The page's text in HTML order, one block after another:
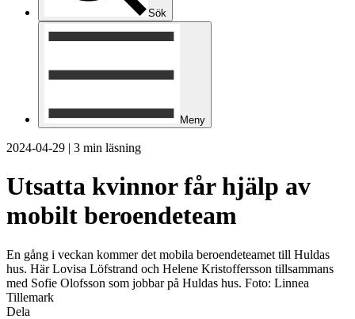
Sök
Meny
2024-04-29 | 3 min läsning
Utsatta kvinnor får hjälp av
mobilt beroendeteam
En gång i veckan kommer det mobila beroendeteamet till Huldas
hus. Här Lovisa Löfstrand och Helene Kristoffersson tillsammans
med Sofie Olofsson som jobbar på Huldas hus. Foto: Linnea
Tillemark
Dela